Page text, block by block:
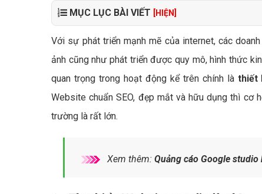
MỤC LỤC BÀI VIẾT [HIỆN]
Với sự phát triển mạnh mẽ của internet, các
ảnh cũng như phát triển được quy mô, hình thức
quan trọng trong hoạt động kể trên chính là thiết
Website chuẩn SEO, đẹp mắt và hữu dụng thì cơ
trường là rất lớn.
Xem thêm: Quảng cáo Google studio